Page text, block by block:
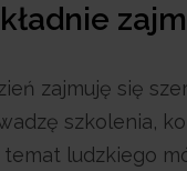
zajmuję się
szkolenia,
ludzkiego